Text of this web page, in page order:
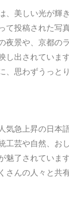
、美しい光が輝
て投稿された写
夜景や、京都の
し出されていま
、思わずうっと
気急上昇の日本
工芸や自然、お
魅了されていま
さんの人々と共